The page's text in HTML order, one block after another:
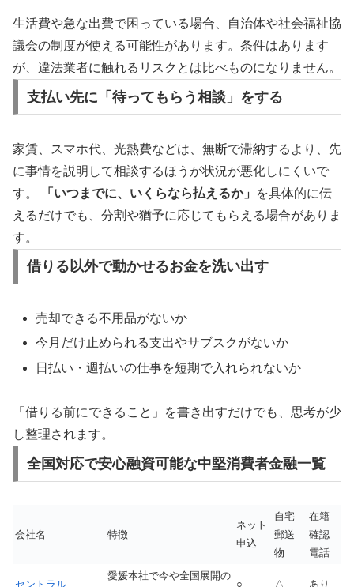
生活費や急な出費で困っている場合、自治体や社会福祉協
議会の制度が使える可能性があります。条件はあります
が、違法業者に触れるリスクとは比べものになりません。
支払い先に「待ってもらう相談」をする
家賃、スマホ代、光熱費などは、無断で滞納するより、先
に事情を説明して相談するほうが状況が悪化しにくいで
す。
「いつまでに、いくらなら払えるか」
を具体的に伝
えるだけでも、分割や猶予に応じてもらえる場合がありま
す。
借りる以外で動かせるお金を洗い出す
売却できる不用品がないか
今月だけ止められる支出やサブスクがないか
日払い・週払いの仕事を短期で入れられないか
「借りる前にできること」を書き出すだけでも、思考が少
し整理されます。
全国対応で安心融資可能な中堅消費者金融一覧
会社名 特徴
ネット
申込
自宅
郵送
物
在籍
確認
電話
セントラル
愛媛本社で今や全国展開の
○ △ あり